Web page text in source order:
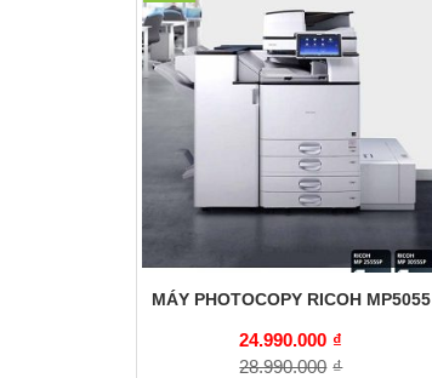
MÁY PHOTOCOPY RICOH MP5055
24.990.000 ₫
28.990.000 ₫